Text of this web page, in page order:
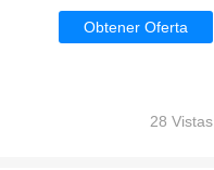
Obtener Oferta
28 Vistas